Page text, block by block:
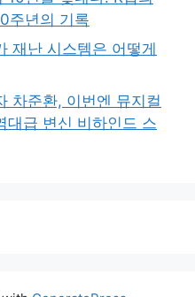
주년의 기록
재난 시스템은 어떻게
차준환, 이번엔 뮤지컬
대급 변신 비하인드 스